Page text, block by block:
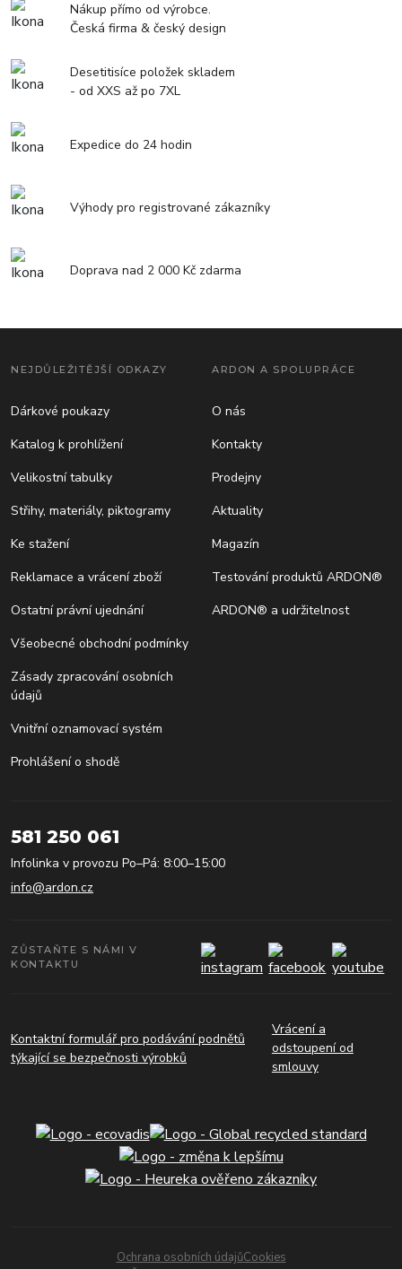
Nákup přímo od výrobce.
Česká firma & český design
Desetitisíce položek skladem
- od XXS až po 7XL
Expedice do 24 hodin
Výhody pro registrované zákazníky
Doprava nad 2 000 Kč zdarma
NEJDŮLEŽITĚJŠÍ ODKAZY
Dárkové poukazy
Katalog k prohlížení
Velikostní tabulky
Střihy, materiály, piktogramy
Ke stažení
Reklamace a vrácení zboží
Ostatní právní ujednání
Všeobecné obchodní podmínky
Zásady zpracování osobních
údajů
Vnitřní oznamovací systém
Prohlášení o shodě
ARDON A SPOLUPRÁCE
O nás
Kontakty
Prodejny
Aktuality
Magazín
Testování produktů ARDON®
ARDON® a udržitelnost
581 250 061
Infolinka v provozu Po–Pá: 8:00–15:00
info@ardon.cz
ZŮSTAŇTE S NÁMI V
KONTAKTU
Kontaktní formulář pro podávání podnětů
týkající se bezpečnosti výrobků
Vrácení a
odstoupení od
smlouvy
Ochrana osobních údajůCookies